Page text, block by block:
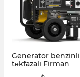
Generator benzinli
təkfazalı Firman